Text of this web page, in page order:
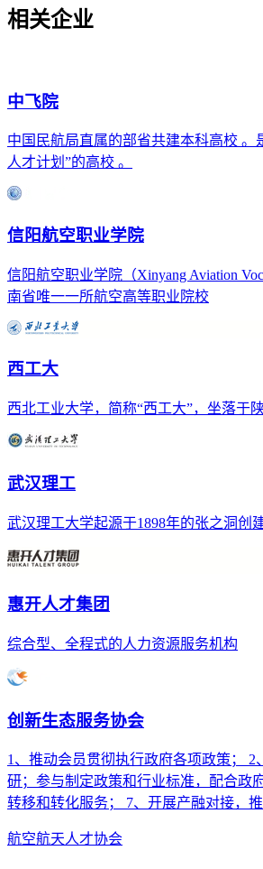
相关企业
中飞院
中国民航局直属的部省共建本科高校
人才计划”的高校 。
信阳航空职业学院
信阳航空职业学院（Xinyang Aviation
南省唯一一所航空高等职业院校
西工大
西北工业大学，简称“西工大”，坐落于
武汉理工
武汉理工大学起源于1898年的张之洞创
惠开人才集团
综合型、全程式的人力资源服务机构
创新生态服务协会
1、推动会员贯彻执行政府各项政策；
研；参与制定政策和行业标准，配合政
转移和转化服务； 7、开展产融对接，
航空航天人才协会